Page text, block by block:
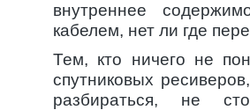
внутреннее
кабелем, нет ли где
Тем, кто ничего не
спутниковых
разбираться, не